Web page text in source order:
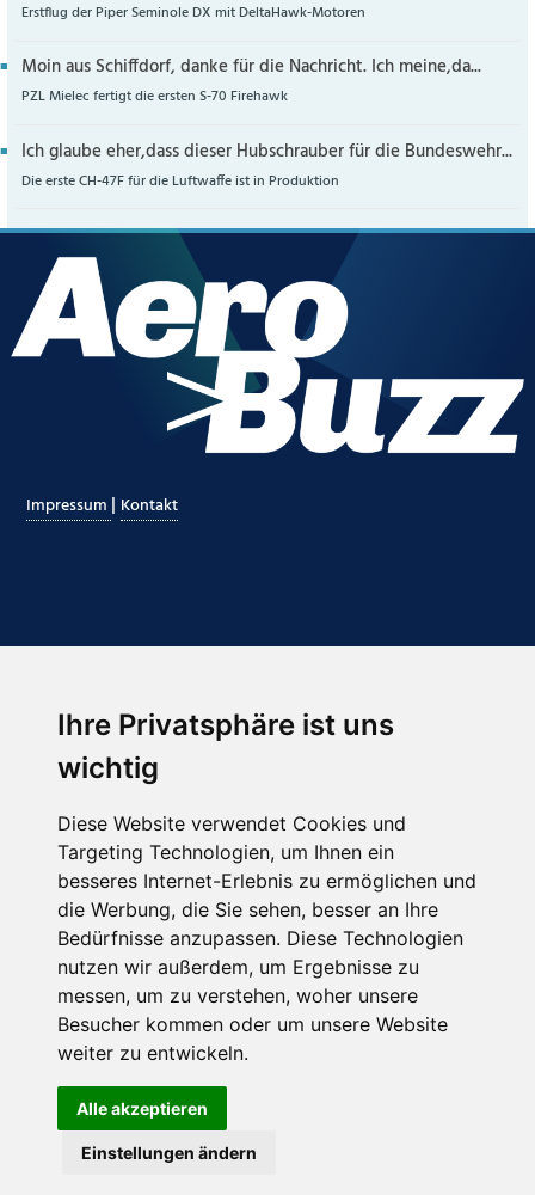
Ihre Privatsphäre ist uns
wichtig
Diese Website verwendet Cookies und
Targeting Technologien, um Ihnen ein
besseres Internet-Erlebnis zu ermöglichen und
die Werbung, die Sie sehen, besser an Ihre
Bedürfnisse anzupassen. Diese Technologien
nutzen wir außerdem, um Ergebnisse zu
messen, um zu verstehen, woher unsere
Besucher kommen oder um unsere Website
weiter zu entwickeln.
Alle akzeptieren
Einstellungen ändern
Erstflug der Piper Seminole DX mit DeltaHawk-Motoren
Moin aus Schiffdorf, danke für die Nachricht. Ich meine,da...
PZL Mielec fertigt die ersten S-70 Firehawk
Ich glaube eher,dass dieser Hubschrauber für die Bundeswehr...
Die erste CH-47F für die Luftwaffe ist in Produktion
Impressum | Kontakt
Hier finden Sie uns auch
Abonnieren Sie unseren Newsletter
Email*